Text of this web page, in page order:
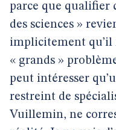
parce que qualifier
des sciences »
implicitement qu’il
« grands »
peut intéresser
restreint de
Vuillemin, ne